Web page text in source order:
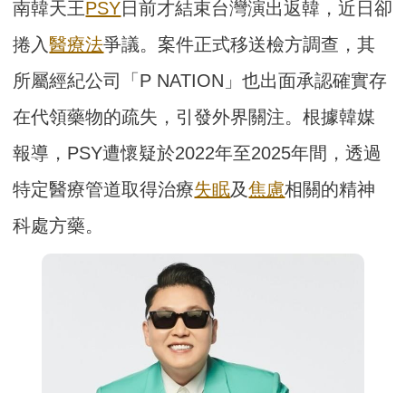
南韓天王PSY日前才結束台灣演出返韓，近日卻
捲入醫療法爭議。案件正式移送檢方調查，其
所屬經紀公司「P NATION」也出面承認確實存
在代領藥物的疏失，引發外界關注。根據韓媒
報導，PSY遭懷疑於2022年至2025年間，透過
特定醫療管道取得治療失眠及焦慮相關的精神
科處方藥。